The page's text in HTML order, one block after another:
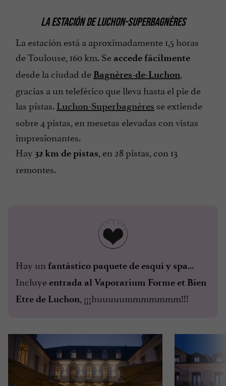
LA ESTACIÓN DE LUCHON-SUPERBAGNÈRES
La estación está a aproximadamente 1,5 horas
de Toulouse, 160 km. Se accede fácilmente
desde la ciudad de Bagnères-de-Luchon,
gracias a un teleférico que lleva hasta el pie de
las pistas. Luchon-Superbagnères se extiende
sobre 4 pistas, en mesetas elevadas con vistas
impresionantes.
Hay 32 km de pistas, en 28 pistas, con 13
remontes.
Hay un fantástico paquete de esquí y spa...
Incluye entrada al Vaporarium Forme et Bien
Etre de Luchon, ¡¡¡huuuuummmmmmm!!!